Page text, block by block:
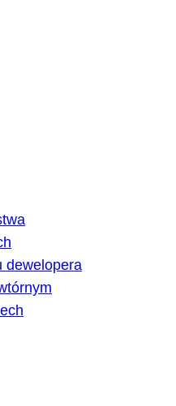
dewelopera